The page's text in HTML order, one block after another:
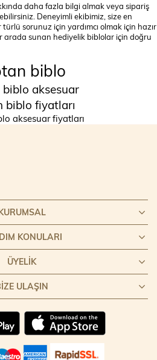
daha fazla bilgi almak veya sipariş
Deneyimli ekibimiz, size en
sorunuz için yardımcı olmak için hazır
arada sunan hediyelik biblolar için doğru
biblo
aksesuar
biblo fiyatları
aksesuar fiyatları
KONULARI
ÜYELIK
ULAŞIN